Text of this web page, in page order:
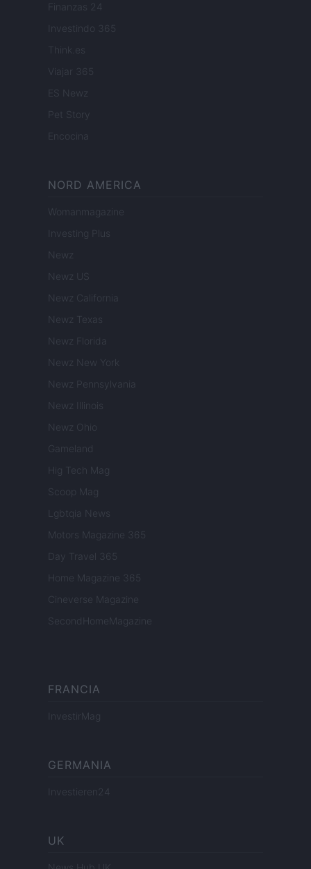
Finanzas 24
Investindo 365
Think.es
Viajar 365
ES Newz
Pet Story
Encocina
NORD AMERICA
Womanmagazine
Investing Plus
Newz
Newz US
Newz California
Newz Texas
Newz Florida
Newz New York
Newz Pennsylvania
Newz Illinois
Newz Ohio
Gameland
Hig Tech Mag
Scoop Mag
Lgbtqia News
Motors Magazine 365
Day Travel 365
Home Magazine 365
Cineverse Magazine
SecondHomeMagazine
FRANCIA
InvestirMag
GERMANIA
Investieren24
UK